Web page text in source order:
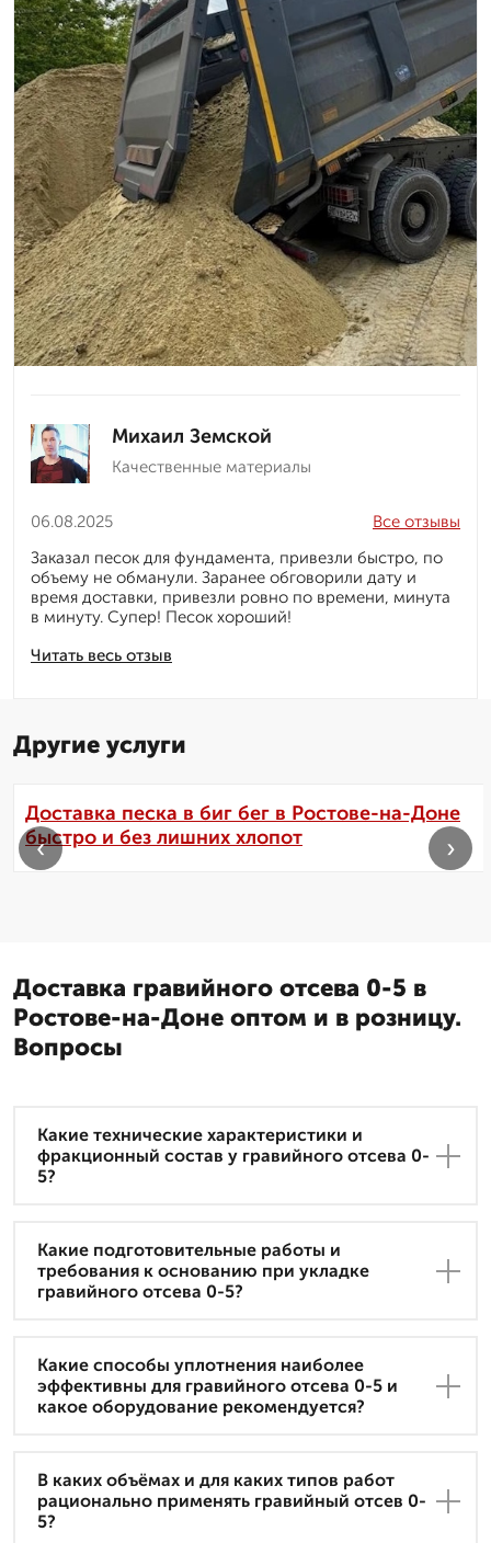
Михаил Земской
Качественные материалы
06.08.2025
Читать весь отзыв
Все отзывы
Заказал песок для фундамента, привезли быстро, по
объему не обманули. Заранее обговорили дату и
время доставки, привезли ровно по времени, минута
в минуту. Супер! Песок хороший!
Другие услуги
Доставка песка в биг бег в Ростове-на-Доне
быстро и без лишних хлопот
‹ ›
Доставка гравийного отсева 0-5 в
Ростове-на-Доне оптом и в розницу.
Вопросы
Какие технические характеристики и
фракционный состав у гравийного отсева 0-
5?
Какие подготовительные работы и
требования к основанию при укладке
гравийного отсева 0-5?
Какие способы уплотнения наиболее
эффективны для гравийного отсева 0-5 и
какое оборудование рекомендуется?
В каких объёмах и для каких типов работ
рационально применять гравийный отсев 0-
5?